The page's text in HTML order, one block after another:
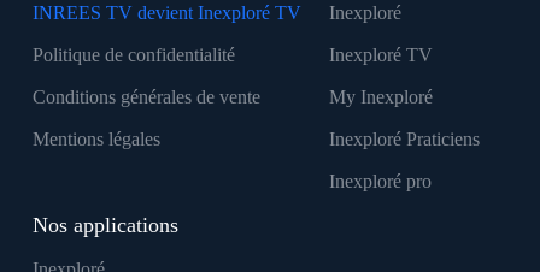
INREES TV devient Inexploré TV
Politique de confidentialité
Conditions générales de vente
Mentions légales
Inexploré
Inexploré TV
My Inexploré
Inexploré Praticiens
Inexploré pro
Nos applications